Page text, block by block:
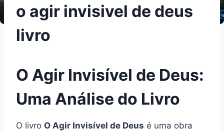
o agir invisivel de deus
livro
O Agir Invisível de Deus:
Uma Análise do Livro
O livro O Agir Invisível de Deus é uma obra